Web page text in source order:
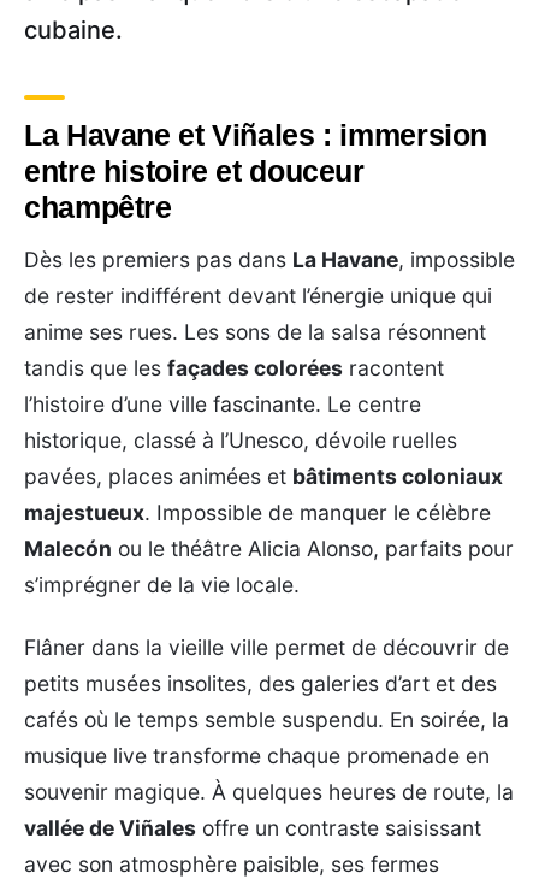
cubaine.
La Havane et Viñales : immersion
entre histoire et douceur
champêtre
Dès les premiers pas dans La Havane, impossible
de rester indifférent devant l’énergie unique qui
anime ses rues. Les sons de la salsa résonnent
tandis que les façades colorées racontent
l’histoire d’une ville fascinante. Le centre
historique, classé à l’Unesco, dévoile ruelles
pavées, places animées et bâtiments coloniaux
majestueux. Impossible de manquer le célèbre
Malecón ou le théâtre Alicia Alonso, parfaits pour
s’imprégner de la vie locale.
Flâner dans la vieille ville permet de découvrir de
petits musées insolites, des galeries d’art et des
cafés où le temps semble suspendu. En soirée, la
musique live transforme chaque promenade en
souvenir magique. À quelques heures de route, la
vallée de Viñales offre un contraste saisissant
avec son atmosphère paisible, ses fermes